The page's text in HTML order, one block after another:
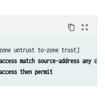
content_copy zoom_out_map
untrust to-zone trust]
match source-address any
then permit